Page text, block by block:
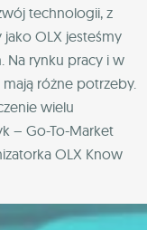
technologii, z
OLX jesteśmy
Na rynku pracy i w
różne potrzeby.
wielu
– Go-To-Market
OLX Know